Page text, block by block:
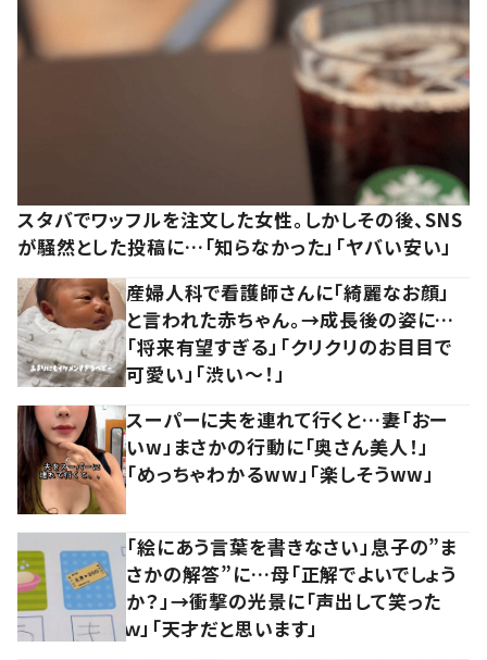
スタバでワッフルを注文した女性。しかしその後、SNS
が騒然とした投稿に…「知らなかった」「ヤバい安い」
産婦人科で看護師さんに「綺麗なお顔」
と言われた赤ちゃん。→成長後の姿に…
「将来有望すぎる」「クリクリのお目目で
可愛い」「渋い～！」
スーパーに夫を連れて行くと…妻「おー
いw」まさかの行動に「奥さん美人！」
「めっちゃわかるww」「楽しそうww」
「絵にあう言葉を書きなさい」息子の”ま
さかの解答”に…母「正解でよいでしょう
か？」→衝撃の光景に「声出して笑った
ｗ」「天才だと思います」